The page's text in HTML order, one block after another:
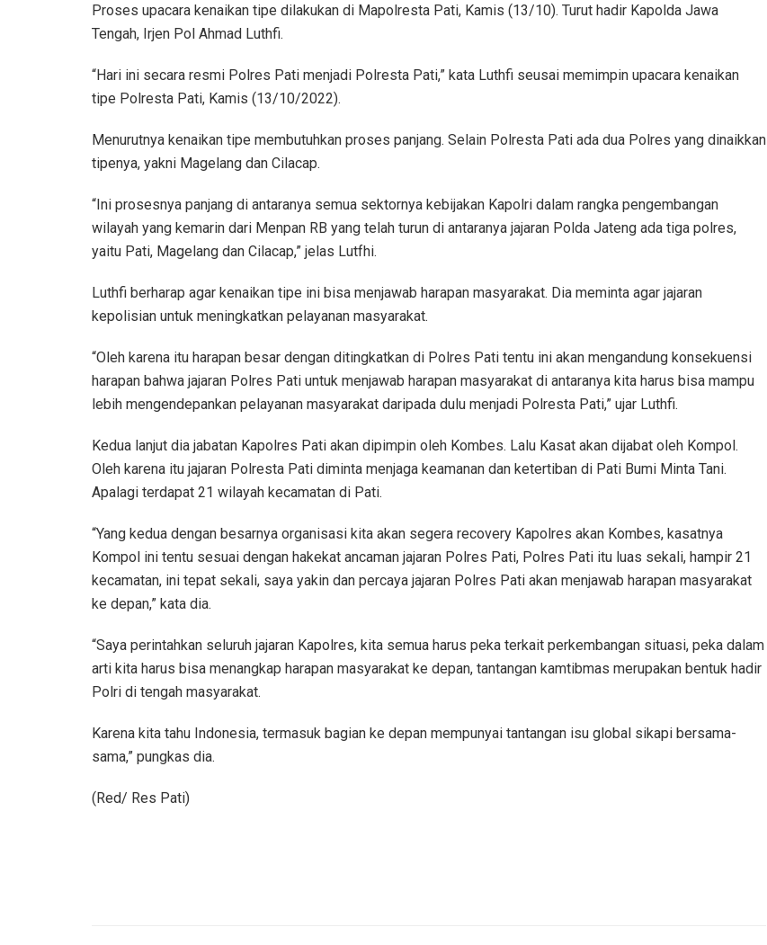
Proses upacara kenaikan tipe dilakukan di Mapolresta Pati, Kamis (13/10). Turut hadir Kapolda Jawa
Tengah, Irjen Pol Ahmad Luthfi.
“Hari ini secara resmi Polres Pati menjadi Polresta Pati,” kata Luthfi seusai memimpin upacara kenaikan
tipe Polresta Pati, Kamis (13/10/2022).
Menurutnya kenaikan tipe membutuhkan proses panjang. Selain Polresta Pati ada dua Polres yang dinaikkan
tipenya, yakni Magelang dan Cilacap.
“Ini prosesnya panjang di antaranya semua sektornya kebijakan Kapolri dalam rangka pengembangan
wilayah yang kemarin dari Menpan RB yang telah turun di antaranya jajaran Polda Jateng ada tiga polres,
yaitu Pati, Magelang dan Cilacap,” jelas Lutfhi.
Luthfi berharap agar kenaikan tipe ini bisa menjawab harapan masyarakat. Dia meminta agar jajaran
kepolisian untuk meningkatkan pelayanan masyarakat.
“Oleh karena itu harapan besar dengan ditingkatkan di Polres Pati tentu ini akan mengandung konsekuensi
harapan bahwa jajaran Polres Pati untuk menjawab harapan masyarakat di antaranya kita harus bisa mampu
lebih mengendepankan pelayanan masyarakat daripada dulu menjadi Polresta Pati,” ujar Luthfi.
Kedua lanjut dia jabatan Kapolres Pati akan dipimpin oleh Kombes. Lalu Kasat akan dijabat oleh Kompol.
Oleh karena itu jajaran Polresta Pati diminta menjaga keamanan dan ketertiban di Pati Bumi Minta Tani.
Apalagi terdapat 21 wilayah kecamatan di Pati.
“Yang kedua dengan besarnya organisasi kita akan segera recovery Kapolres akan Kombes, kasatnya
Kompol ini tentu sesuai dengan hakekat ancaman jajaran Polres Pati, Polres Pati itu luas sekali, hampir 21
kecamatan, ini tepat sekali, saya yakin dan percaya jajaran Polres Pati akan menjawab harapan masyarakat
ke depan,” kata dia.
“Saya perintahkan seluruh jajaran Kapolres, kita semua harus peka terkait perkembangan situasi, peka dalam
arti kita harus bisa menangkap harapan masyarakat ke depan, tantangan kamtibmas merupakan bentuk hadir
Polri di tengah masyarakat.
Karena kita tahu Indonesia, termasuk bagian ke depan mempunyai tantangan isu global sikapi bersama-
sama,” pungkas dia.
(Red/ Res Pati)